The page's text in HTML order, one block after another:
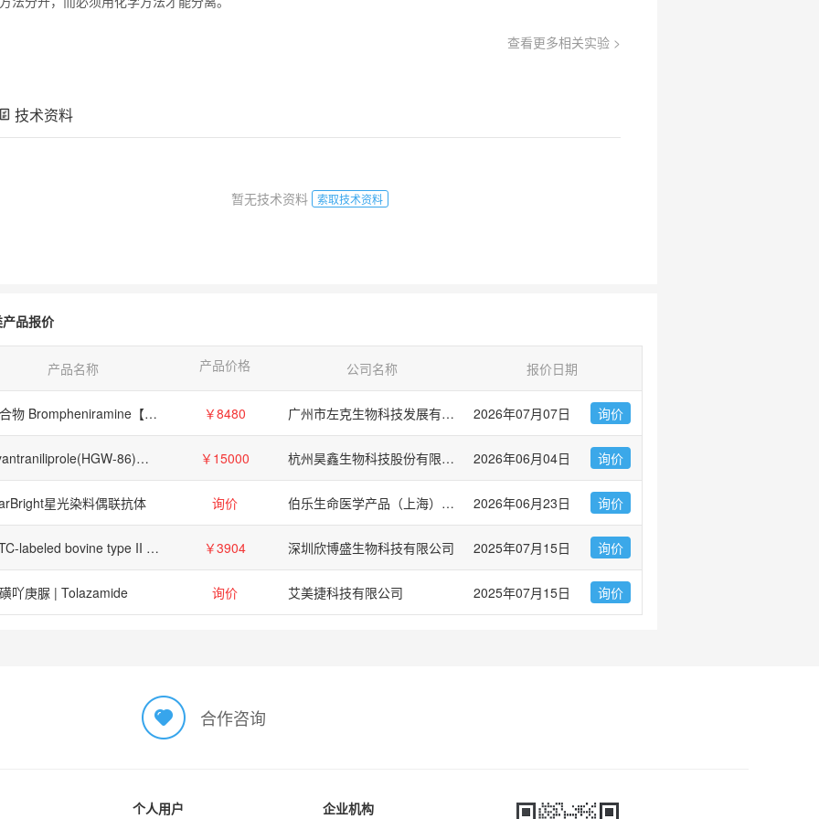
查看更多相关实验 >
技术资料
暂无技术资料 索取技术资料
品报价
产品名称 产品价格 公司名称 报价日期
化合物 Brompheniramine【86-22-6】 ￥8480 广州市左克生物科技发展有限公司 2026年07月07日 询价
Cyantraniliprole(HGW-86)是一具杀昆虫剂性质化合物。 ￥15000 杭州昊鑫生物科技股份有限公司 2026年06月04日 询价
星光染料偶联抗体 询价 伯乐生命医学产品（上海）有限公司 Bio-Rad Laboratories 2026年06月23日 询价
FITC-labeled bovine type II collagen substrate, 10 mg ￥3904 深圳欣博盛生物科技有限公司 2025年07月15日 询价
吖庚脲 | Tolazamide 询价 艾美捷科技有限公司 2025年07月15日 询价
合作咨询
个人用户 企业机构